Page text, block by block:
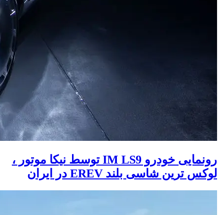
رونمایی خودرو IM LS9 توسط نیکا موتور ،
لوکس ترین شاسی بلند EREV در ایران